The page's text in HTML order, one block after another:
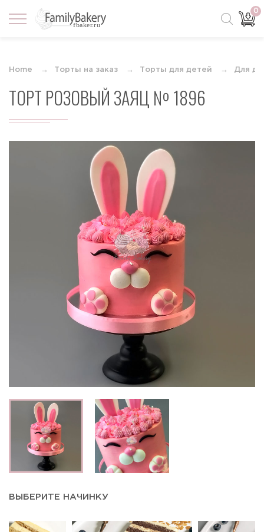
0
Home Торты на заказ Торты для детей Для
ТОРТ РОЗОВЫЙ ЗАЯЦ № 1896
ВЫБЕРИТЕ НАЧИНКУ